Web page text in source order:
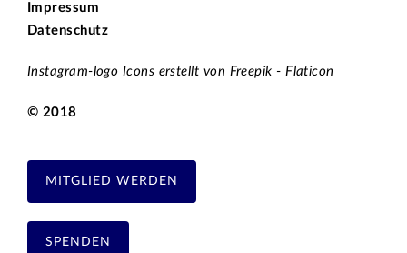
Impressum
Datenschutz
Instagram-logo Icons erstellt von Freepik - Flaticon
© 2018
MITGLIED WERDEN
SPENDEN